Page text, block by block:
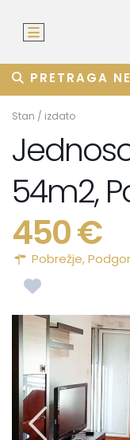
PRETRAGA
Stan / izdato
54m2,
450 €
Pobrežje,